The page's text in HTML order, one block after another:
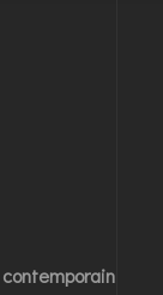
contemporain